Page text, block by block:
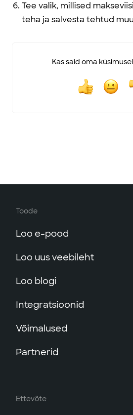
Tee valik, millised
teha ja salvesta tehtud
Kas said oma
Toode
Loo e-pood
Loo uus veebileht
Loo blogi
Integratsioonid
Võimalused
Partnerid
Ettevõte